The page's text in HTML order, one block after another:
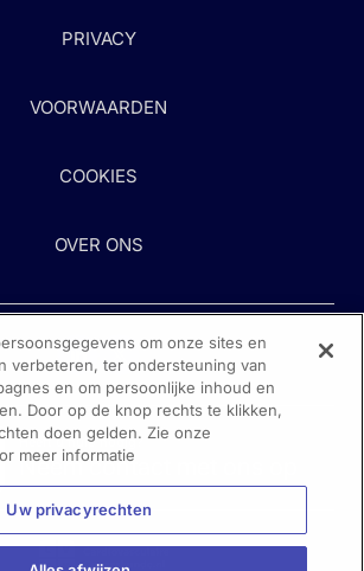
PRIVACY
VOORWAARDEN
COOKIES
OVER ONS
Heeft u hulp nodig?
Neem contact met ons op
om onze sites en
verbeteren, ter ondersteuning van
en om persoonlijke inhoud en
Door op de knop rechts te klikken,
doen gelden. Zie onze
meer informatie
Uw privacyrechten